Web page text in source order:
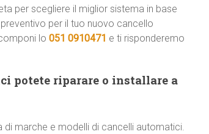
per scegliere il miglior sistema in base
per il tuo nuovo cancello
lo 051 0910471 e ti risponderemo
potete riparare o installare a
di marche e modelli di cancelli automatici.